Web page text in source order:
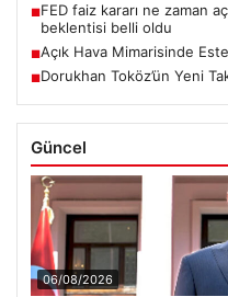
■FED faiz kararı ne zaman
beklentisi belli oldu
■Açık Hava Mimarisinde
■Dorukhan Toköz’ün Yeni
Güncel
06/08/2026